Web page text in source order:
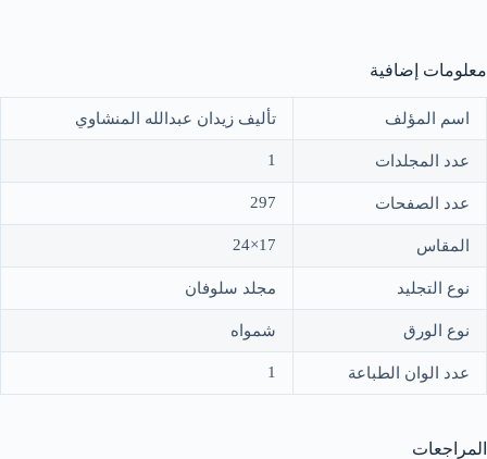
معلومات إضافية
اسم المؤلف تأليف زيدان عبدالله المنشاوي
عدد المجلدات 1
عدد الصفحات 297
المقاس 17×24
نوع التجليد مجلد سلوفان
نوع الورق شمواه
عدد الوان الطباعة 1
المراجعات